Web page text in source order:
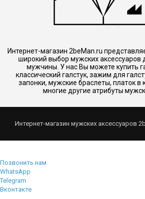
Интернет-магазин 2beMan.ru
широкий выбор мужских аксессуаров
мужчины. У нас Вы можете купить
классический галстук, зажим для
запонки, мужские браслеты, платок в
многие другие атрибуты
Интернет-магазин мужских аксессуаров
Позвонить нам
WhatsApp
Telegram
Вконтакте